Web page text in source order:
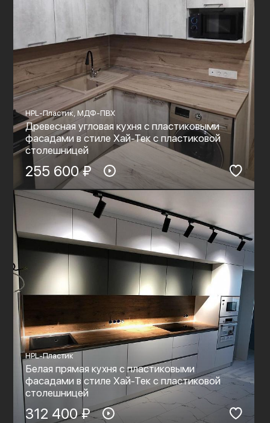
HPL-Пластик, МДФ-ПВХ
Древесная угловая кухня с пластиковыми
фасадами в стиле Хай-Тек с пластиковой
столешницей
255 600 ₽
HPL-Пластик
Белая прямая кухня с пластиковыми
фасадами в стиле Хай-Тек с пластиковой
столешницей
312 400 ₽